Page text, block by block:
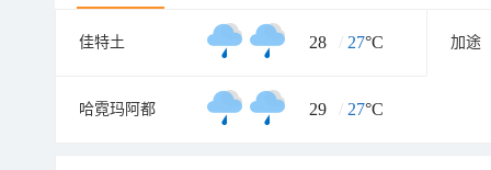
佳特土 28 / 27°C 加途
哈霓玛阿都 29 / 27°C